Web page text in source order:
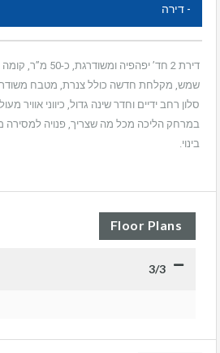
- דירה
שמש, מקלחת חדשה כולל צנרת, מטבח
סלון רחב ידיים וחדר שינה גדול, כיווני אוויר
במרחק הליכה מכל מה שצריך, פנויה למסירה
בינוי.
Floor Plans
3/3